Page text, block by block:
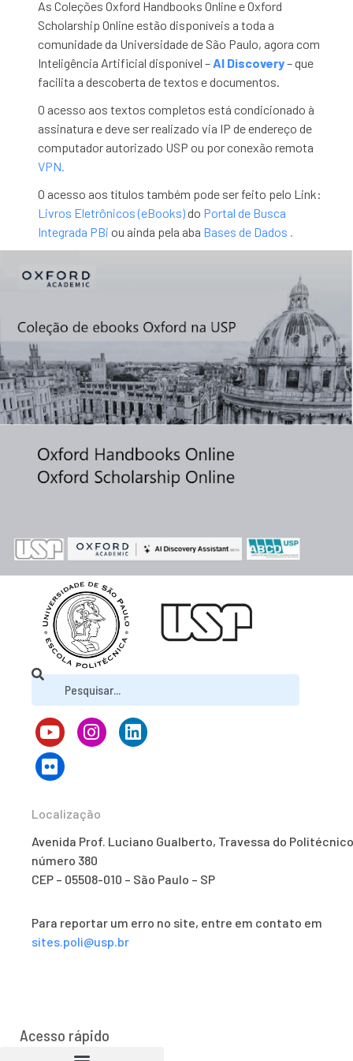
As Coleções Oxford Handbooks Online e Oxford
Scholarship Online estão disponíveis a toda a
comunidade da Universidade de São Paulo, agora com
Inteligência Artificial disponível –AI Discovery– que
facilita a descoberta de textos e documentos.
O acesso aos textos completos está condicionado à
assinatura e deve ser realizado via IP de endereço de
computador autorizado USP ou por conexão remota
VPN.
O acesso aos títulos também pode ser feito pelo Link:
Livros Eletrônicos (eBooks)do Portal de Busca
Integrada PBiou ainda pela aba Bases de Dados .
Localização
Avenida Prof. Luciano Gualberto, Travessa do
número 380
CEP – 05508-010 – São Paulo – SP
Para reportar um erro no site, entre em contato em
sites.poli@usp.br
Acesso rápido